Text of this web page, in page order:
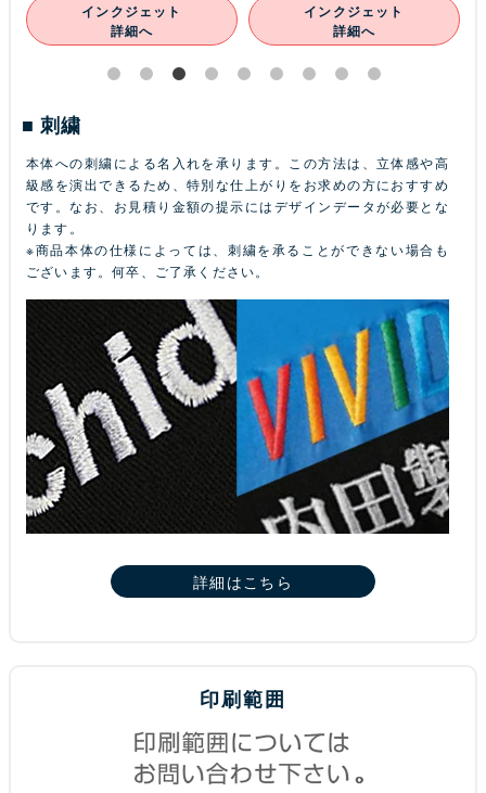
インクジェット
詳細へ
インクジェット
詳細へ
刺繍
本体への刺繍による名入れを承ります。この方法は、立体感や高
級感を演出できるため、特別な仕上がりをお求めの方におすすめ
です。なお、お見積り金額の提示にはデザインデータが必要とな
ります。
※商品本体の仕様によっては、刺繍を承ることができない場合も
ございます。何卒、ご了承ください。
詳細はこちら
印刷範囲